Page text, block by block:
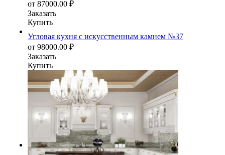
от 87000.00 ₽
Заказать
Купить
Угловая кухня с искусственным камнем №37
от 98000.00 ₽
Заказать
Купить